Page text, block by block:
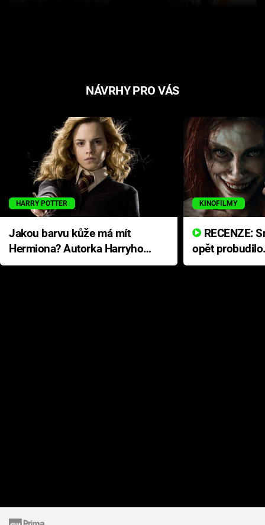
NÁVRHY PRO VÁS
HARRY POTTER
Jakou barvu kůže má mít
Hermiona? Autorka Harryho
Pottera přišla s ráznou
KINOFILMY
opět
přichází s